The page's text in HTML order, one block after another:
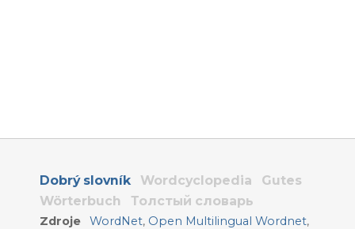
Dobrý slovník Wordcyclopedia
Gutes
Wörterbuch
Толстый словарь
Zdroje WordNet, Open Multilingual Wordnet,